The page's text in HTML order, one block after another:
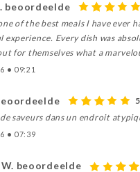
beoordeelde
of the best meals I have
experience. Every dish was
for themselves what a
• 09:21
saveurs dans un endroit
• 07:39
beoordeelde